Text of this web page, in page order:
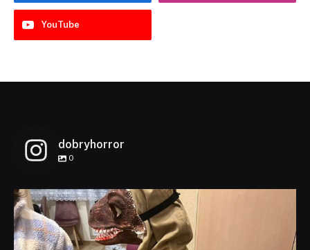
YouTube
dobryhorror
0
dobryhorror
Lis 1